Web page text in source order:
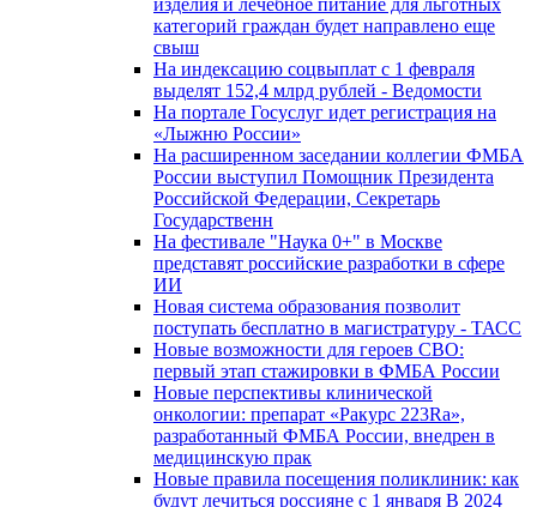
изделия и лечебное питание для льготных
категорий граждан будет направлено еще
свыш
На индексацию соцвыплат с 1 февраля
выделят 152,4 млрд рублей - Ведомости
На портале Госуслуг идет регистрация на
«Лыжню России»
На расширенном заседании коллегии ФМБА
России выступил Помощник Президента
Российской Федерации, Секретарь
Государственн
На фестивале "Наука 0+" в Москве
представят российские разработки в сфере
ИИ
Новая система образования позволит
поступать бесплатно в магистратуру - ТАСС
Новые возможности для героев СВО:
первый этап стажировки в ФМБА России
Новые перспективы клинической
онкологии: препарат «Ракурс 223Ra»,
разработанный ФМБА России, внедрен в
медицинскую прак
Новые правила посещения поликлиник: как
будут лечиться россияне с 1 января В 2024